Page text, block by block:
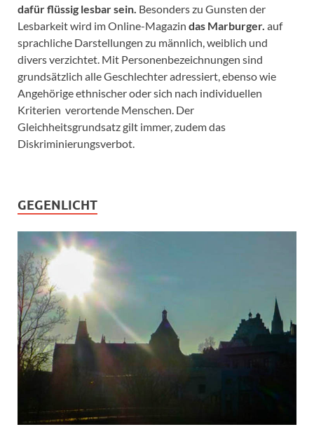
dafür flüssig lesbar sein. Besonders zu Gunsten der
Lesbarkeit wird im Online-Magazin das Marburger. auf
sprachliche Darstellungen zu männlich, weiblich und
divers verzichtet. Mit Personenbezeichnungen sind
grundsätzlich alle Geschlechter adressiert, ebenso wie
Angehörige ethnischer oder sich nach individuellen
Kriterien verortende Menschen. Der
Gleichheitsgrundsatz gilt immer, zudem das
Diskriminierungsverbot.
GEGENLICHT